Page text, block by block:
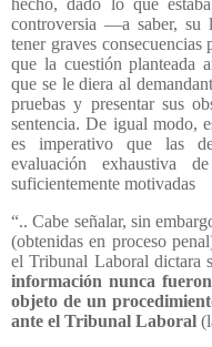
controversia —a saber, su
tener graves
que la cuestión planteada
que se le diera al
pruebas y presentar sus
sentencia. De igual modo,
es imperativo que las
evaluación exhaustiva
suficientemente motivadas
“.. Cabe señalar, sin
(obtenidas en proceso
el Tribunal Laboral dictara
información nunca
objeto de un
ante el Tribunal Laboral